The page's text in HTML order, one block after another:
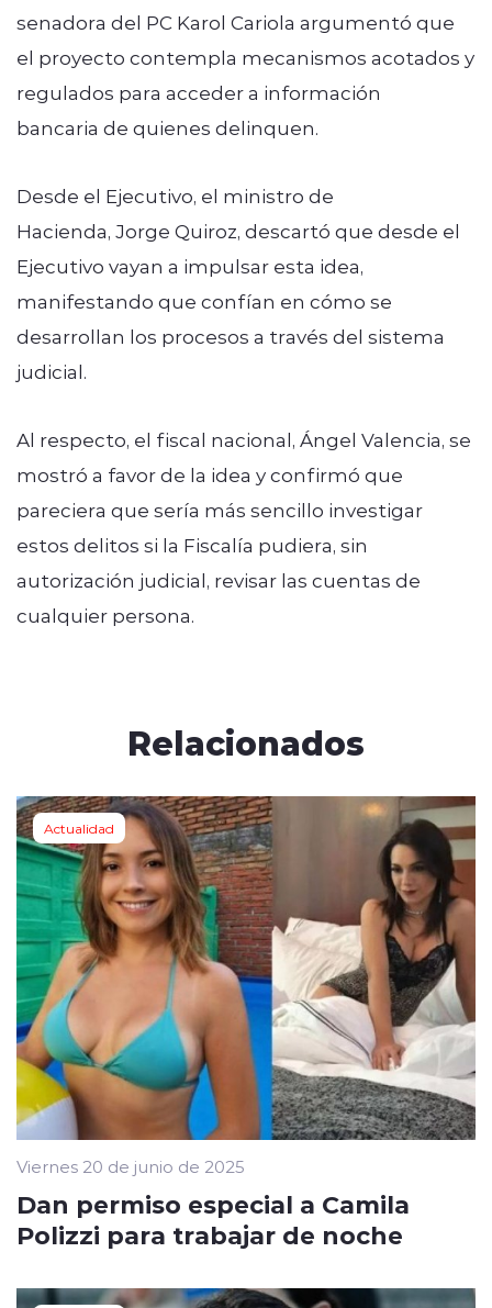
senadora del PC Karol Cariola argumentó que
el proyecto contempla mecanismos acotados y
regulados para acceder a información
bancaria de quienes delinquen.
Desde el Ejecutivo, el ministro de
Hacienda, Jorge Quiroz, descartó que desde el
Ejecutivo vayan a impulsar esta idea,
manifestando que confían en cómo se
desarrollan los procesos a través del sistema
judicial.
Al respecto, el fiscal nacional, Ángel Valencia, se
mostró a favor de la idea y confirmó que
pareciera que sería más sencillo investigar
estos delitos si la Fiscalía pudiera, sin
autorización judicial, revisar las cuentas de
cualquier persona.
Relacionados
Actualidad
Viernes 20 de junio de 2025
Dan permiso especial a Camila
Polizzi para trabajar de noche